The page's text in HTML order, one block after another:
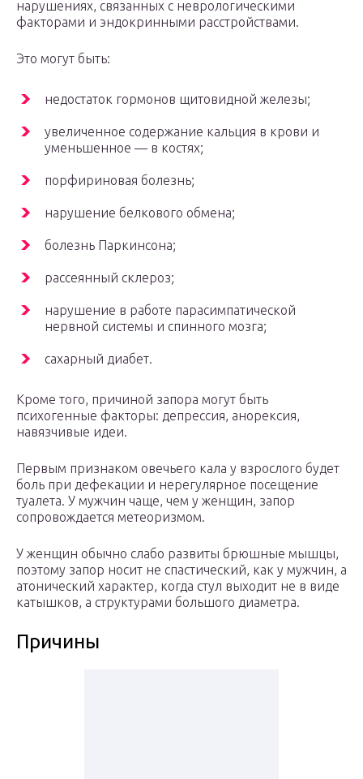
нарушениях, связанных с неврологическими
факторами и эндокринными расстройствами.
Это могут быть:
недостаток гормонов щитовидной железы;
увеличенное содержание кальция в крови и
уменьшенное — в костях;
порфириновая болезнь;
нарушение белкового обмена;
болезнь Паркинсона;
рассеянный склероз;
нарушение в работе парасимпатической
нервной системы и спинного мозга;
сахарный диабет.
Кроме того, причиной запора могут быть
психогенные факторы: депрессия, анорексия,
навязчивые идеи.
Первым признаком овечьего кала у взрослого будет
боль при дефекации и нерегулярное посещение
туалета. У мужчин чаще, чем у женщин, запор
сопровождается метеоризмом.
У женщин обычно слабо развиты брюшные мышцы,
поэтому запор носит не спастический, как у мужчин, а
атонический характер, когда стул выходит не в виде
катышков, а структурами большого диаметра.
Причины